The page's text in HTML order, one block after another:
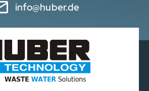
info@huber.de